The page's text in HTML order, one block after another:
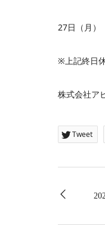
27日（月）
※上記終日
株式会社ア
Tweet